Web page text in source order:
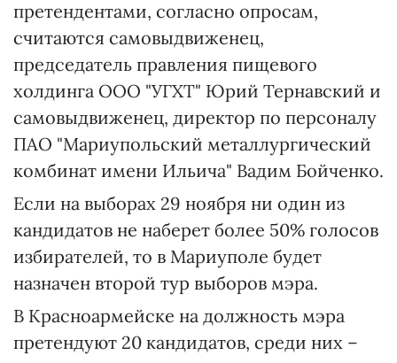
претендентами, согласно опросам,
считаются самовыдвиженец,
председатель правления пищевого
холдинга ООО "УГХТ" Юрий Тернавский и
самовыдвиженец, директор по персоналу
ПАО "Мариупольский металлургический
комбинат имени Ильича" Вадим Бойченко.
Если на выборах 29 ноября ни один из
кандидатов не наберет более 50% голосов
избирателей, то в Мариуполе будет
назначен второй тур выборов мэра.
В Красноармейске на должность мэра
претендуют 20 кандидатов, среди них –